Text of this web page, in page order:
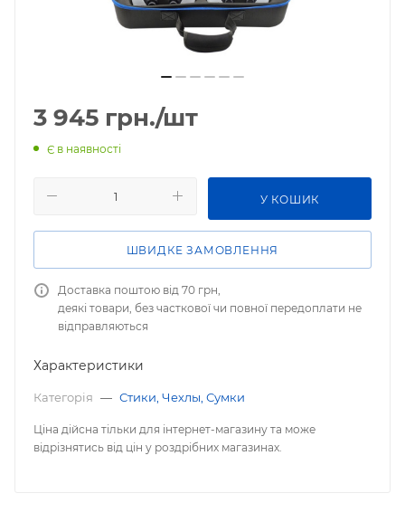
3 945 грн./шт
Є в наявності
У КОШИК
ШВИДКЕ ЗАМОВЛЕННЯ
Доставка поштою від 70 грн,
деякі товари, без часткової чи повної передоплати не
відправляються
Характеристики
Категорія — Стики, Чехлы, Сумки
Ціна дійсна тільки для інтернет-магазину та може
відрізнятись від цін у роздрібних магазинах.